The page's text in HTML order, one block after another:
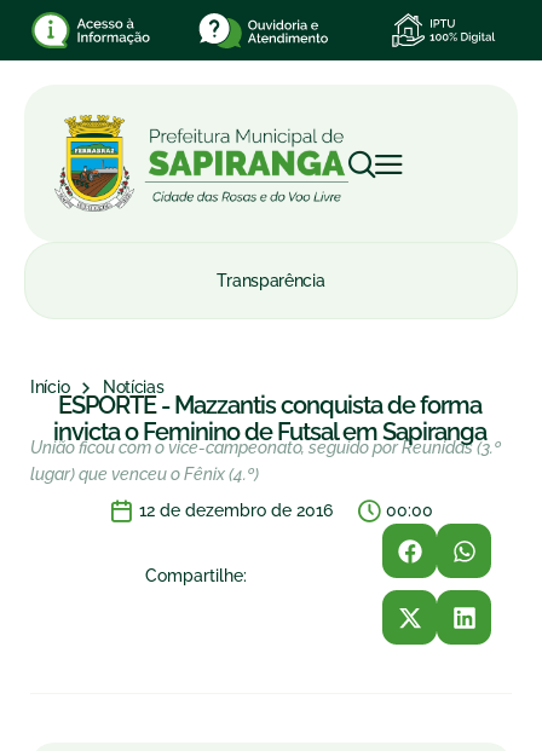
Transparência
Início Notícias
ESPORTE - Mazzantis conquista de forma
invicta o Feminino de Futsal em Sapiranga
União ficou com o vice-campeonato, seguido por Reunidas (3.º
lugar) que venceu o Fênix (4.º)
12 de dezembro de 2016
00:00
Compartilhe: